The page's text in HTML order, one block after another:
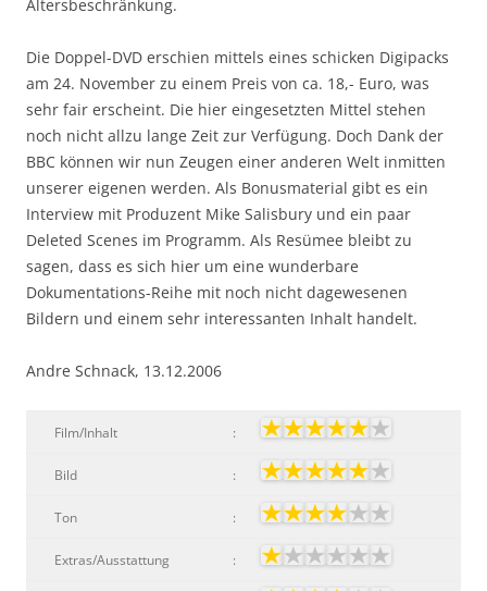
Altersbeschränkung.
Die Doppel-DVD erschien mittels eines schicken Digipacks
am 24. November zu einem Preis von ca. 18,- Euro, was
sehr fair erscheint. Die hier eingesetzten Mittel stehen
noch nicht allzu lange Zeit zur Verfügung. Doch Dank der
BBC können wir nun Zeugen einer anderen Welt inmitten
unserer eigenen werden. Als Bonusmaterial gibt es ein
Interview mit Produzent Mike Salisbury und ein paar
Deleted Scenes im Programm. Als Resümee bleibt zu
sagen, dass es sich hier um eine wunderbare
Dokumentations-Reihe mit noch nicht dagewesenen
Bildern und einem sehr interessanten Inhalt handelt.
Andre Schnack, 13.12.2006
Film/Inhalt :
Bild :
Ton :
Extras/Ausstattung :